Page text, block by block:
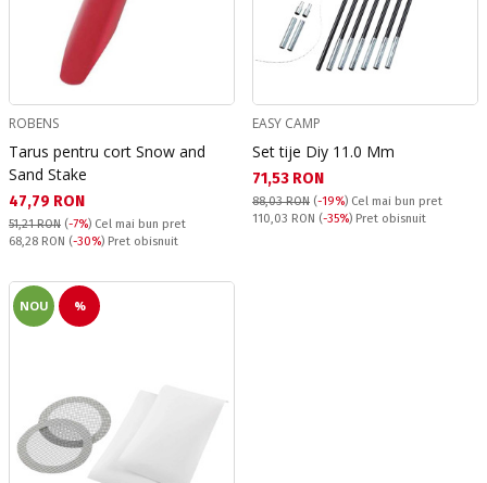
ROBENS
Tarus pentru cort Snow and
Sand Stake
Текуща цена:
47,79 RON
51,21 RON (-7%) Cel mai bun pret
Pret obisnuit:
68,28 RON (-30%) Pret obisnuit
EASY CAMP
Set tije Diy 11.0 Mm
Текуща цена:
71,53 RON
88,03 RON (-19%) Cel mai bun pret
Pret obisnuit:
110,03 RON (-35%) Pret obisnuit
NOU %